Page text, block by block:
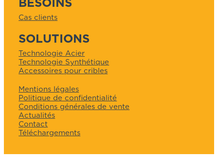
Cas clients
SOLUTIONS
Technologie Acier
Technologie Synthétique
Accessoires pour cribles
Mentions légales
Politique de confidentialité
Conditions générales de vente
Actualités
Contact
Téléchargements